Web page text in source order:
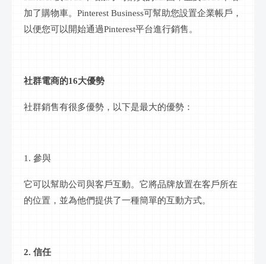
加了購物車。Pinterest Business可幫助您設置企業帳戶，
以便您可以開始通過Pinterest平台進行銷售。
社群電商的16大優勢
社群銷售有很多優勢，以下是最大的優勢：
1. 參與
它可以幫助公司與客戶互動。它將品牌放置在客戶所在
的位置，並為他們提供了一種簡單的互動方式。
2. 信任